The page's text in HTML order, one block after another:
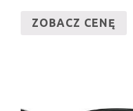
ZOBACZ CENĘ